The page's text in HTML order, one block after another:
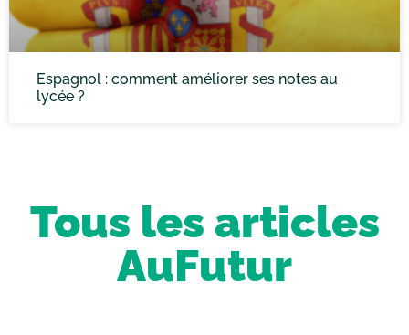
Espagnol : comment améliorer ses notes au
lycée ?
Tous les articles
AuFutur